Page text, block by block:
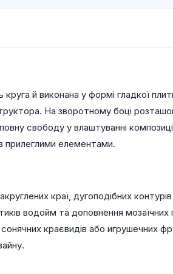
й виконана у формі гладкої
На зворотному боці
свободу у влаштуванні
прилеглими елементами.
краї, дугоподібних
водойм та доповнення
краєвидів або игрушечних